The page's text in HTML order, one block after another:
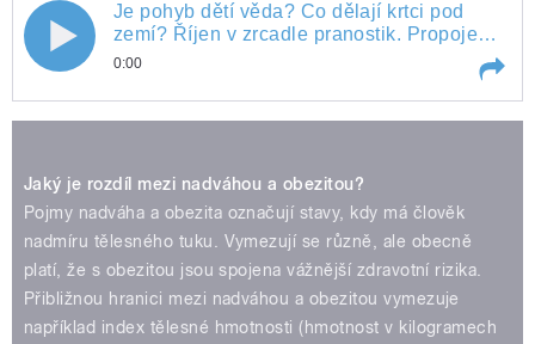
Play /
Je pohyb dětí věda? Co dělají krtci pod
zemí? Říjen v zrcadle pranostik. Propojení
mozků. Opravdu objeven nový druh
0:00
Je pohyb dětí věda? Co dělají krtci pod zemí? Říjen v zrcadle pranostik. Propojení mozků. Opravdu objeven nový druh člověka? Upíří veverka z Bornea.
Jaký je rozdíl mezi nadváhou a obezitou?
Pojmy nadváha a obezita označují stavy, kdy má člověk
nadmíru tělesného tuku. Vymezují se různě, ale obecně
platí, že s obezitou jsou spojena vážnější zdravotní rizika.
Přibližnou hranici mezi nadváhou a obezitou vymezuje
například index tělesné hmotnosti (hmotnost v kilogramech